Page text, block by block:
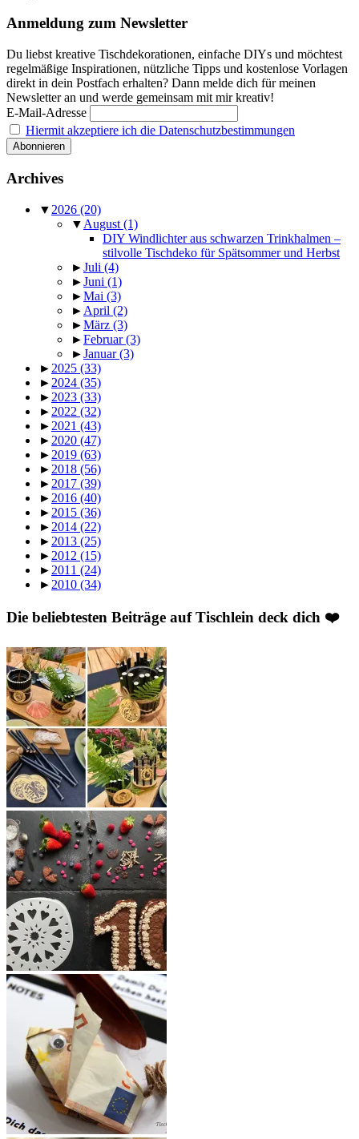
Anmeldung zum Newsletter
Du liebst kreative Tischdekorationen, einfache DIYs und möchtest
regelmäßige Inspirationen, nützliche Tipps und kostenlose Vorlagen
direkt in dein Postfach erhalten? Dann melde dich für meinen
Newsletter an und werde gemeinsam mit mir kreativ!
E-Mail-Adresse
Hiermit akzeptiere ich die Datenschutzbestimmungen
Archives
▼ 2026 (20)
▼ August (1)
DIY Windlichter aus schwarzen Trinkhalmen –
stilvolle Tischdeko für Spätsommer und Herbst
►Juli (4)
►Juni (1)
►Mai (3)
► April (2)
►März (3)
►Februar(3)
►Januar(3)
► 2025 (33)
► 2024 (35)
► 2023 (33)
► 2022 (32)
► 2021 (43)
► 2020 (47)
► 2019 (63)
► 2018 (56)
► 2017 (39)
► 2016 (40)
► 2015 (36)
► 2014 (22)
► 2013 (25)
► 2012 (15)
► 2011 (24)
► 2010 (34)
Die beliebtesten Beiträge auf Tischlein deck dich ❤️